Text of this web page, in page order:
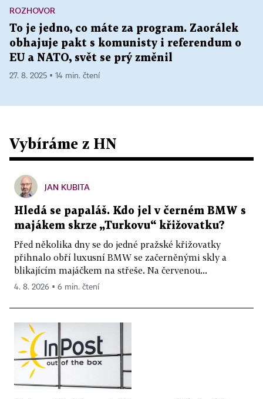
ROZHOVOR
To je jedno, co máte za program. Zaorálek
obhajuje pakt s komunisty i referendum o
EU a NATO, svět se prý změnil
27. 8. 2025 ▪ 14 min. čtení
Vybíráme z HN
JAN KUBITA
Hledá se papaláš. Kdo jel v černém BMW s
majákem skrze „Turkovu“ křižovatku?
Před několika dny se do jedné pražské křižovatky
přihnalo obří luxusní BMW se začerněnými skly a
blikajícím majáčkem na střeše. Na červenou...
4. 8. 2026 ▪ 6 min. čtení